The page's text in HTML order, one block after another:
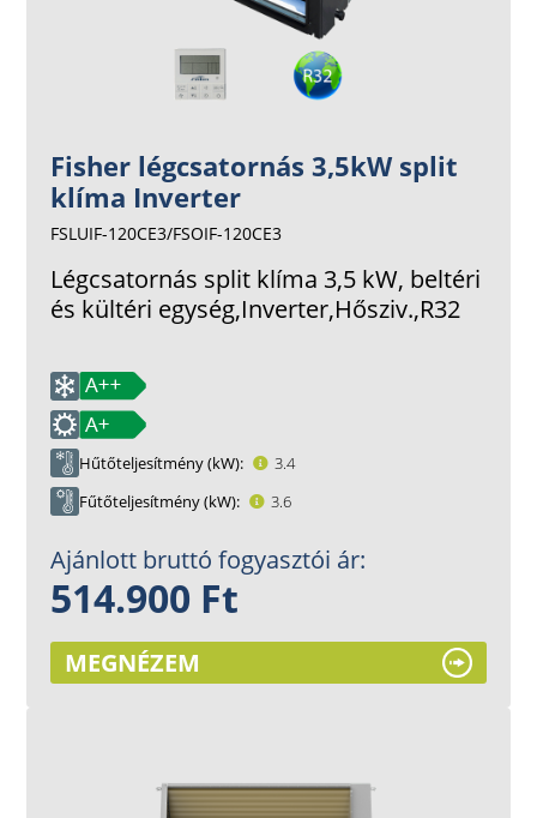
Fisher légcsatornás 3,5kW split
klíma Inverter
FSLUIF-120CE3/FSOIF-120CE3
Légcsatornás split klíma 3,5 kW, beltéri
és kültéri egység,Inverter,Hősziv.,R32
Hűtőteljesítmény (kW)
3.4
Fűtőteljesítmény (kW)
3.6
Ajánlott bruttó fogyasztói ár:
514.900 Ft
MEGNÉZEM